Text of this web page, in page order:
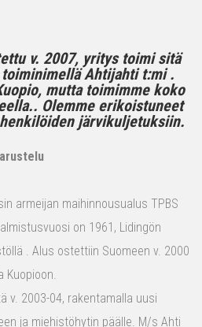
v. 2007, yritys toimi sitä
Ahtijahti t:mi .
mutta toimimme koko
Olemme erikoistuneet
järvikuljetuksiin.
armeijan maihinnousualus TPBS
on 1961, Lidingön
. Alus ostettiin Suomeen v. 2000
Kuopioon.
v. 2003-04, rakentamalla uusi
ja miehistöhytin päälle. M/s Ahti